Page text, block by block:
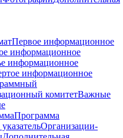
Первое информационное
информационное
информационное
информационное
комитетВажные
Программа
Организации-